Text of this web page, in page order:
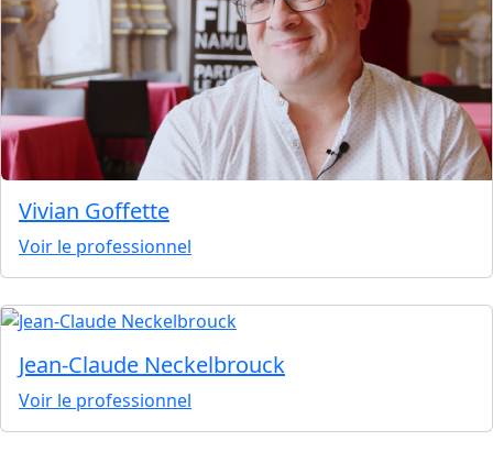
Vivian Goffette
Voir le professionnel
Jean-Claude Neckelbrouck
Voir le professionnel